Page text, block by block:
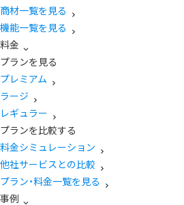
商材一覧を見る
機能一覧を見る
料金
プランを見る
プレミアム
ラージ
レギュラー
プランを比較する
料金シミュレーション
他社サービスとの比較
プラン・料金一覧を見る
事例